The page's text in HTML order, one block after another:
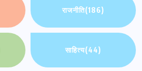
राजनीति(186)
साहित्य(44)